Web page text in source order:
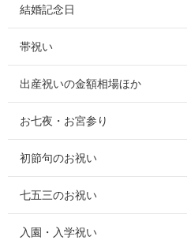
結婚記念日
帯祝い
出産祝いの金額相場ほか
お七夜・お宮参り
初節句のお祝い
七五三のお祝い
入園・入学祝い